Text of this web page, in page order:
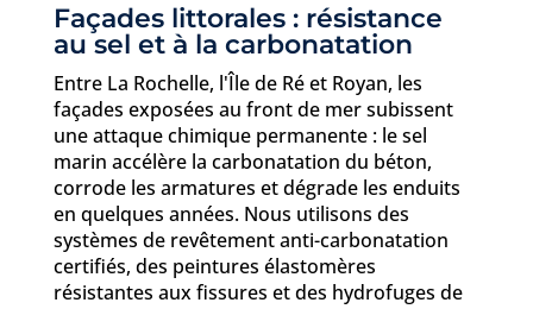
Façades littorales : résistance
au sel et à la carbonatation
Entre La Rochelle, l'Île de Ré et Royan, les
façades exposées au front de mer subissent
une attaque chimique permanente : le sel
marin accélère la carbonatation du béton,
corrode les armatures et dégrade les enduits
en quelques années. Nous utilisons des
systèmes de revêtement anti-carbonatation
certifiés, des peintures élastomères
résistantes aux fissures et des hydrofuges de